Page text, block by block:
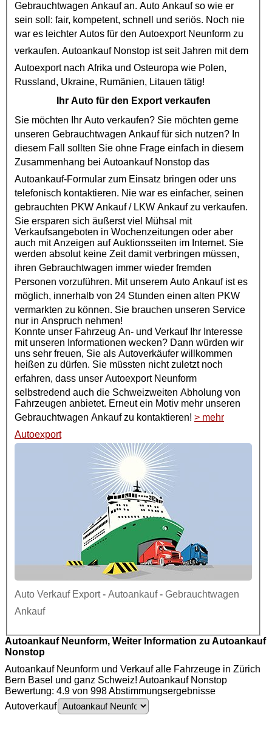
Gebrauchtwagen Ankaufan. Auto Ankauf so wie er
sein soll: fair, kompetent, schnell und seriös. Noch nie
war es leichter Autos für den AutoexportNeunform zu
verkaufen. AutoankaufNonstop ist seit Jahren mit dem
Autoexportnach Afrika und Osteuropa wie Polen,
Russland, Ukraine, Rumänien, Litauen tätig!
Ihr Auto für den Export verkaufen
Sie möchten Ihr Auto verkaufen? Sie möchten gerne
unseren Gebrauchtwagen Ankauffür sich nutzen? In
diesem Fall sollten Sie ohne Frage einfach in diesem
Zusammenhang bei AutoankaufNonstop das
Autoankauf-Formular zum Einsatz bringen oder uns
telefonisch kontaktieren. Nie war es einfacher, seinen
gebrauchten PKW Ankauf/ LKW Ankaufzu verkaufen.
Sie ersparen sich äußerst viel Mühsal mit
Verkaufsangeboten in Wochenzeitungen oder aber
auch mit Anzeigen auf Auktionsseiten im Internet. Sie
werden absolut keine Zeit damit verbringen müssen,
ihren Gebrauchtwagen immer wieder fremden
Personen vorzuführen. Mit unserem Auto Ankauf ist es
möglich, innerhalb von 24 Stunden einen alten PKW
vermarkten zu können. Sie brauchen unseren Service
nur in Anspruch nehmen!
Konnte unser Fahrzeug An- und Verkauf Ihr Interesse
mit unseren Informationen wecken? Dann würden wir
uns sehr freuen, Sie als Autoverkäufer willkommen
heißen zu dürfen. Sie müssten nicht zuletzt noch
erfahren, dass unser AutoexportNeunform
selbstredend auch die Schweizweiten Abholung von
Fahrzeugen anbietet. Erneut ein Motiv mehr unseren
Gebrauchtwagen Ankaufzu kontaktieren! > mehr
Autoexport
Auto Verkauf Export- Autoankauf- Gebrauchtwagen
Ankauf
Autoankauf Neunform, Weiter Information zu Autoankauf
Nonstop
Autoankauf Neunform und Verkauf alle Fahrzeuge in Zürich
Bern Basel und ganz Schweiz! Autoankauf Nonstop
Bewertung: 4.9 von 998 Abstimmungsergebnisse
Autoverkauf